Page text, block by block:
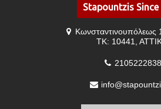
Stapountzis Since
Κωνσταντινουπόλεως
ΤΚ: 10441,
2105222838